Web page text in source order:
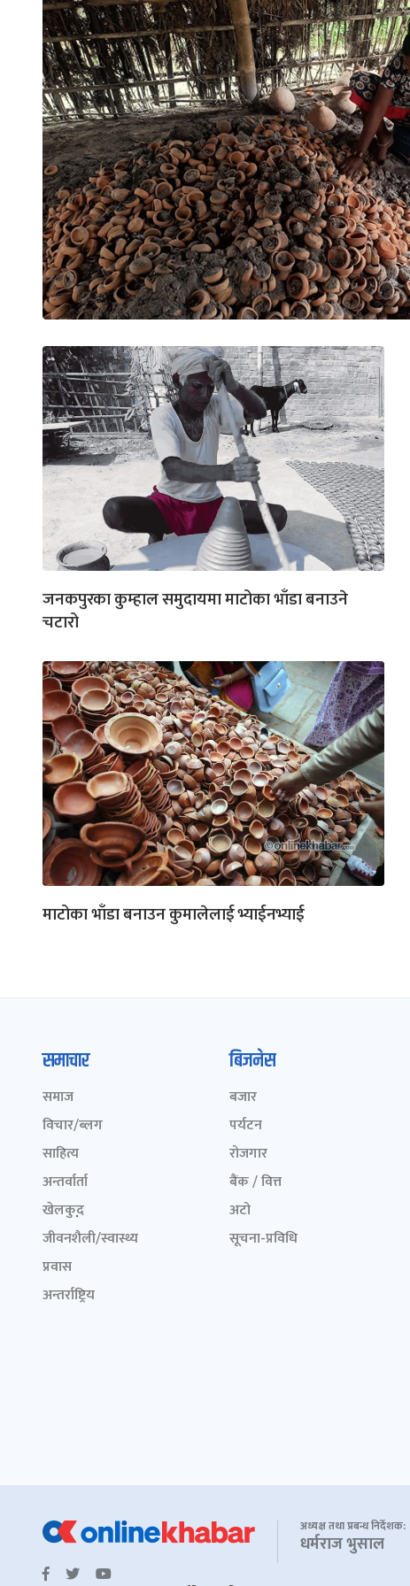
जनकपुरका कुम्हाल समुदायमा माटोका भाँडा बनाउने
चटारो
माटोका भाँडा बनाउन कुमालेलाई भ्याईनभ्याई
समाचार
समाज
विचार/ब्लग
साहित्य
अन्तर्वार्ता
खेलकुद़़
जीवनशैली/स्वास्थ्य
प्रवास
अन्तर्राष्ट्रिय
बिजनेस
बजार
पर्यटन
रोजगार
बैंक / वित्त
अटो
सूचना-प्रविधि
अध्यक्ष तथा प्रबन्ध निर्देशक:
धर्मराज भुसाल